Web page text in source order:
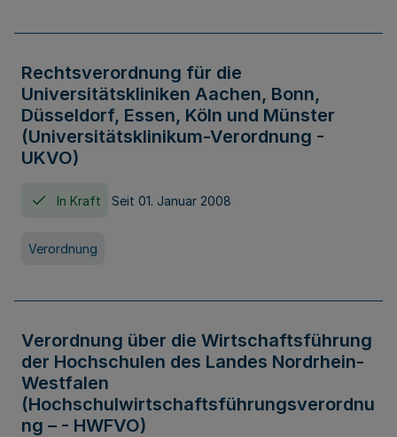
Rechtsverordnung für die
Universitätskliniken Aachen, Bonn,
Düsseldorf, Essen, Köln und Münster
(Universitätsklinikum-Verordnung -
UKVO)
In Kraft Seit 01. Januar 2008
Verordnung
Verordnung über die Wirtschaftsführung
der Hochschulen des Landes Nordrhein-
Westfalen
(Hochschulwirtschaftsführungsverordnu
ng – - HWFVO)